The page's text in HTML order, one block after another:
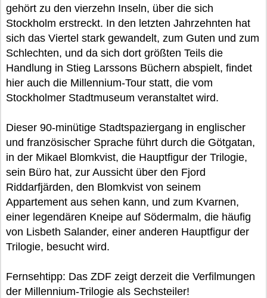
gehört zu den vierzehn Inseln, über die sich
Stockholm erstreckt. In den letzten Jahrzehnten hat
sich das Viertel stark gewandelt, zum Guten und zum
Schlechten, und da sich dort größten Teils die
Handlung in Stieg Larssons Büchern abspielt, findet
hier auch die Millennium-Tour statt, die vom
Stockholmer Stadtmuseum veranstaltet wird.
Dieser 90-minütige Stadtspaziergang in englischer
und französischer Sprache führt durch die Götgatan,
in der Mikael Blomkvist, die Hauptfigur der Trilogie,
sein Büro hat, zur Aussicht über den Fjord
Riddarfjärden, den Blomkvist von seinem
Appartement aus sehen kann, und zum Kvarnen,
einer legendären Kneipe auf Södermalm, die häufig
von Lisbeth Salander, einer anderen Hauptfigur der
Trilogie, besucht wird.
Fernsehtipp: Das ZDF zeigt derzeit die Verfilmungen
der Millennium-Trilogie als Sechsteiler!